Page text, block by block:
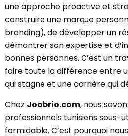
une approche proactive et
construire une marque
branding), de développer un
démontrer son expertise et
bonnes personnes. C’est un
faire toute la différence entre
qui stagne et une carrière qui
Chez Joobrio.com, nous
professionnels tunisiens sous-
formidable. C’est pourquoi